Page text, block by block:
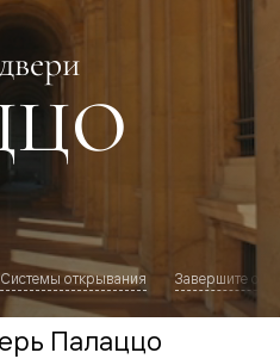
Системы открывания Завершите
Палаццо